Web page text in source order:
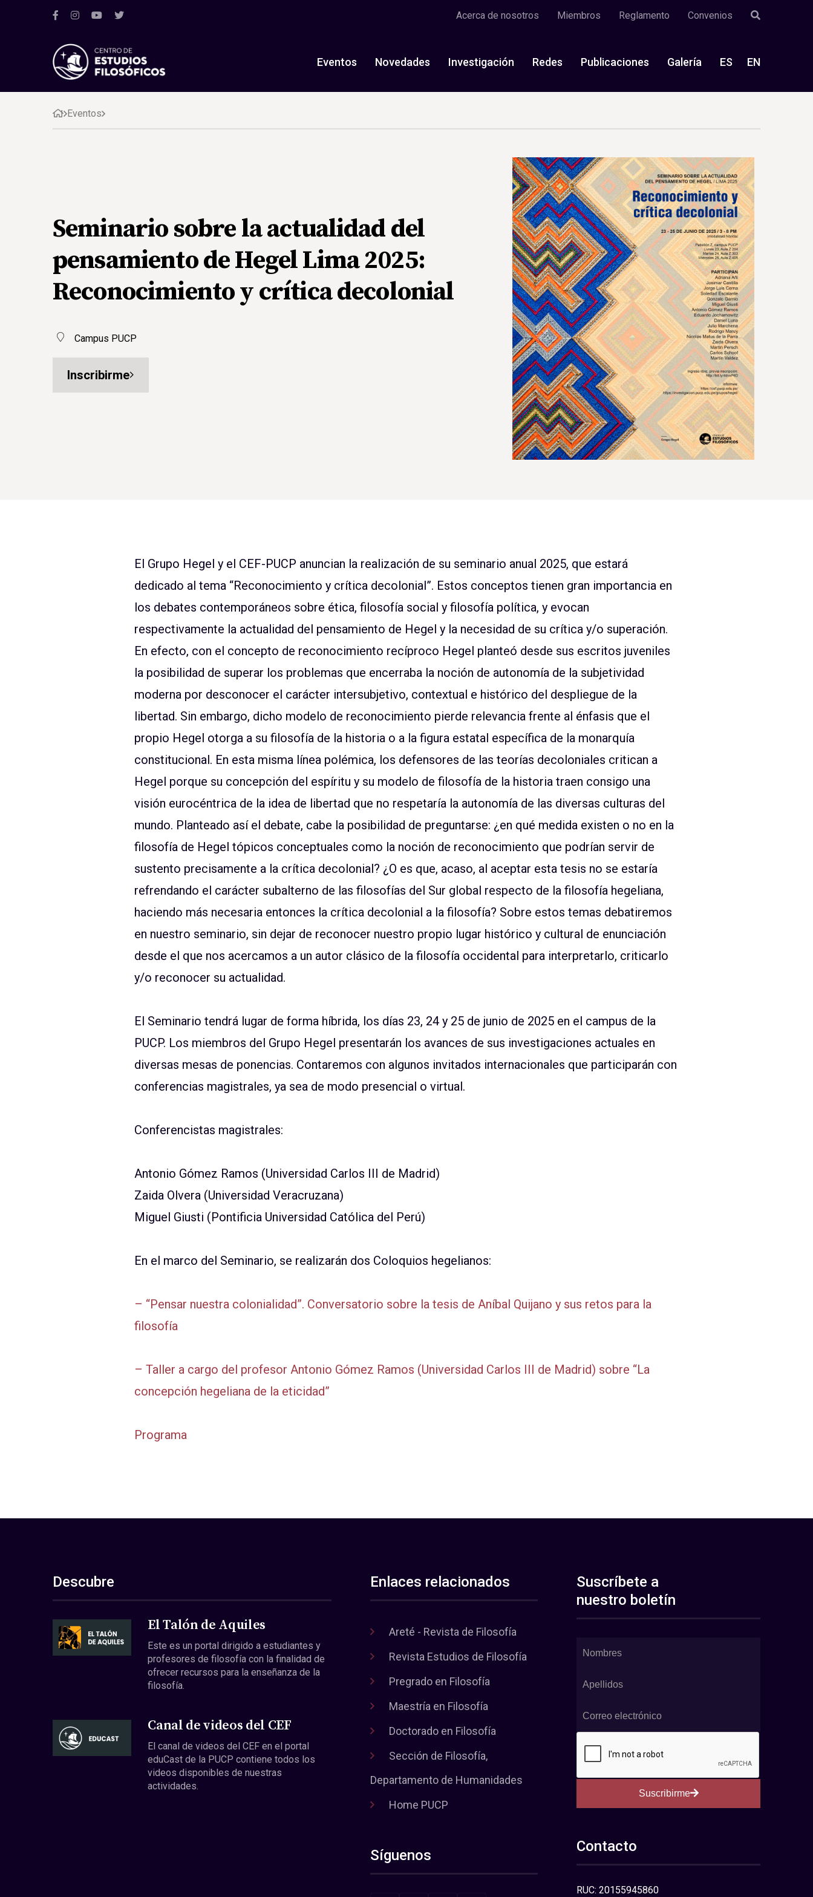
Acerca de nosotros Miembros Reglamento Convenios
Eventos Novedades Investigación Redes Publicaciones Galería ES EN
Eventos
Seminario sobre la actualidad del
pensamiento de Hegel Lima 2025:
Reconocimiento y crítica decolonial
Campus PUCP
Inscribirme
El Grupo Hegel y el CEF-PUCP anuncian la realización de su seminario anual 2025, que estará
dedicado al tema “Reconocimiento y crítica decolonial”. Estos conceptos tienen gran importancia en
los debates contemporáneos sobre ética, filosofía social y filosofía política, y evocan
respectivamente la actualidad del pensamiento de Hegel y la necesidad de su crítica y/o superación.
En efecto, con el concepto de reconocimiento recíproco Hegel planteó desde sus escritos juveniles
la posibilidad de superar los problemas que encerraba la noción de autonomía de la subjetividad
moderna por desconocer el carácter intersubjetivo, contextual e histórico del despliegue de la
libertad. Sin embargo, dicho modelo de reconocimiento pierde relevancia frente al énfasis que el
propio Hegel otorga a su filosofía de la historia o a la figura estatal específica de la monarquía
constitucional. En esta misma línea polémica, los defensores de las teorías decoloniales critican a
Hegel porque su concepción del espíritu y su modelo de filosofía de la historia traen consigo una
visión eurocéntrica de la idea de libertad que no respetaría la autonomía de las diversas culturas del
mundo. Planteado así el debate, cabe la posibilidad de preguntarse: ¿en qué medida existen o no en la
filosofía de Hegel tópicos conceptuales como la noción de reconocimiento que podrían servir de
sustento precisamente a la crítica decolonial? ¿O es que, acaso, al aceptar esta tesis no se estaría
refrendando el carácter subalterno de las filosofías del Sur global respecto de la filosofía hegeliana,
haciendo más necesaria entonces la crítica decolonial a la filosofía? Sobre estos temas debatiremos
en nuestro seminario, sin dejar de reconocer nuestro propio lugar histórico y cultural de enunciación
desde el que nos acercamos a un autor clásico de la filosofía occidental para interpretarlo, criticarlo
y/o reconocer su actualidad.
El Seminario tendrá lugar de forma híbrida, los días 23, 24 y 25 de junio de 2025 en el campus de la
PUCP. Los miembros del Grupo Hegel presentarán los avances de sus investigaciones actuales en
diversas mesas de ponencias. Contaremos con algunos invitados internacionales que participarán con
conferencias magistrales, ya sea de modo presencial o virtual.
Conferencistas magistrales:
Antonio Gómez Ramos (Universidad Carlos III de Madrid)
Zaida Olvera (Universidad Veracruzana)
Miguel Giusti (Pontificia Universidad Católica del Perú)
En el marco del Seminario, se realizarán dos Coloquios hegelianos:
– “Pensar nuestra colonialidad”. Conversatorio sobre la tesis de Aníbal Quijano y sus retos para la
filosofía
– Taller a cargo del profesor Antonio Gómez Ramos (Universidad Carlos III de Madrid) sobre “La
concepción hegeliana de la eticidad”
Programa
Descubre
El Talón de Aquiles
Este es un portal dirigido a estudiantes y
profesores de filosofía con la finalidad de
ofrecer recursos para la enseñanza de la
filosofía.
Canal de videos del CEF
El canal de videos del CEF en el portal
eduCast de la PUCP contiene todos los
videos disponibles de nuestras
actividades.
Enlaces relacionados
Areté - Revista de Filosofía
Revista Estudios de Filosofía
Pregrado en Filosofía
Maestría en Filosofía
Doctorado en Filosofía
Sección de Filosofía,
Departamento de Humanidades
Home PUCP
Síguenos
Suscríbete a
nuestro boletín
Suscribirme
Contacto
RUC: 20155945860